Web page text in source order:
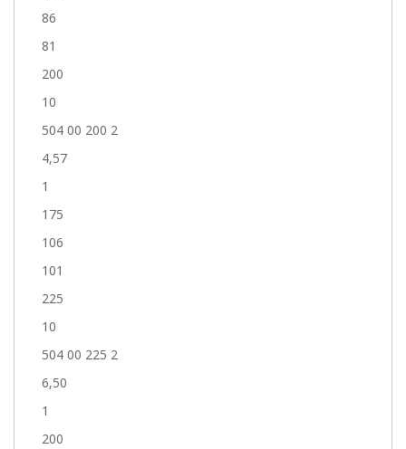
86
81
200
10
504 00 200 2
4,57
1
175
106
101
225
10
504 00 225 2
6,50
1
200